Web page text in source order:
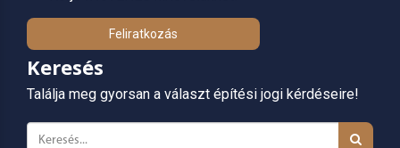
Feliratkozás
Keresés
Találja meg gyorsan a választ építési jogi kérdéseire!